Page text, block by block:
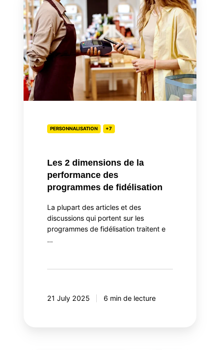
2
dimensions
de
la
performance
des
programmes
de
fidélisation
PERSONNALISATION +7
Les 2 dimensions de la
performance des
programmes de fidélisation
La plupart des articles et des
discussions qui portent sur les
programmes de fidélisation traitent e
…
21 July 2025 6 min de lecture